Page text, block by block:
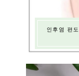
인후염 편